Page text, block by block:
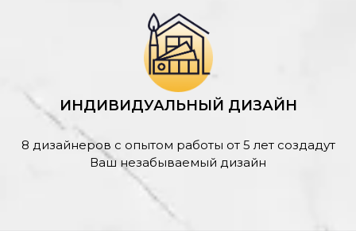
ИНДИВИДУАЛЬНЫЙ ДИЗАЙН
8 дизайнеров с опытом работы от 5 лет создадут
Ваш незабываемый дизайн